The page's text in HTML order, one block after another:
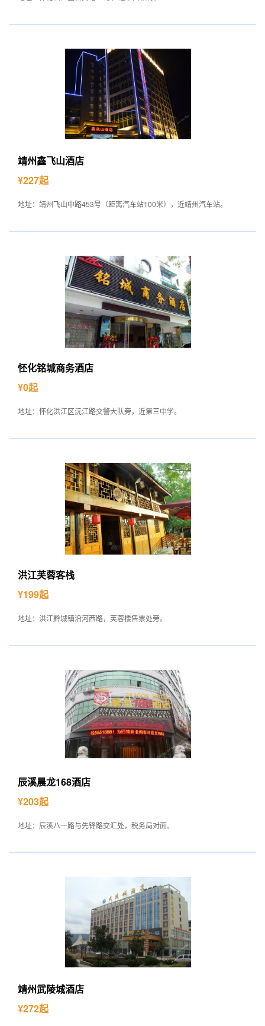
靖州鑫飞山酒店
¥227起
地址：靖州飞山中路453号（距离汽车站100米），近靖州汽车站。
怌化铭城商务酒店
¥0起
地址：怀化洪江区沅江路交警大队旁，近第三中学。
洪江芙蓉客栈
¥199起
地址：洪江黔城镇沿河西路，芙蓉楼售票处旁。
辰溪晨龙168酒店
¥203起
地址：辰溪八一路与先锋路交汇处，税务局对面。
靖州武陵城酒店
¥272起